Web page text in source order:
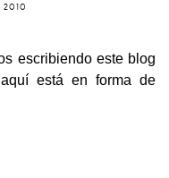
2010
escribiendo este blog
está en forma de